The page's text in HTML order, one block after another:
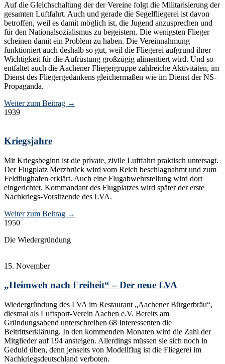
Auf die Gleichschaltung der der Vereine folgt die Militarisierung der
gesamten Luftfahrt. Auch und gerade die Segelfliegerei ist davon
betroffen, weil es damit möglich ist, die Jugend anzusprechen und
für den Nationalsozialismus zu begeistern. Die wenigsten Flieger
scheinen damit ein Problem zu haben. Die Vereinnahmung
funktioniert auch deshalb so gut, weil die Fliegerei aufgrund ihrer
Wichtigkeit für die Aufrüstung großzügig alimentiert wird. Und so
entfaltet auch die Aachener Fliegergruppe zahlreiche Aktivitäten, im
Dienst des Fliegergedankens gleichermaßen wie im Dienst der NS-
Propaganda.
Weiter zum Beitrag →
1939
Kriegsjahre
Mit Kriegsbeginn ist die private, zivile Luftfahrt praktisch untersagt.
Der Flugplatz Merzbrück wird vom Reich beschlagnahmt und zum
Feldflughafen erklärt. Auch eine Flugabwehrstellung wird dort
eingerichtet. Kommandant des Flugplatzes wird später der erste
Nachkriegs-Vorsitzende des LVA.
Weiter zum Beitrag →
1950
Die Wiedergründung
15. November
„Heimweh nach Freiheit“ – Der neue LVA
Wiedergründung des LVA im Restaurant „Aachener Bürgerbräu“,
diesmal als Luftsport-Verein Aachen e.V. Bereits am
Gründungsabend unterschreiben 68 Interessenten die
Beitrittserklärung. In den kommenden Monaten wird die Zahl der
Mitglieder auf 194 ansteigen. Allerdings müssen sie sich noch in
Geduld üben, denn jenseits von Modellflug ist die Fliegerei im
Nachkriegsdeutschland verboten.